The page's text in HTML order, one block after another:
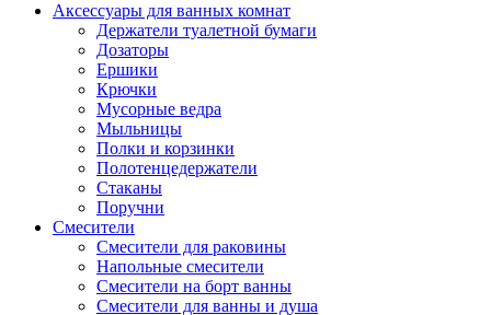
Аксессуары для ванных комнат
Держатели туалетной бумаги
Дозаторы
Ершики
Крючки
Мусорные ведра
Мыльницы
Полки и корзинки
Полотенцедержатели
Стаканы
Поручни
Смесители
Смесители для раковины
Напольные смесители
Смесители на борт ванны
Смесители для ванны и душа